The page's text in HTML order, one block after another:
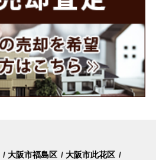
大阪市福島区
大阪市此花区